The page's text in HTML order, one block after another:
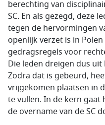
berechting van
SC. En als gezegd, deze
tegen de hervormingen
openlijk verzet is in
gedragsregels voor
Die leden dreigen dus
Zodra dat is gebeurd,
vrijgekomen plaatsen in
te vullen. In de kern gaat
de overname van de SC